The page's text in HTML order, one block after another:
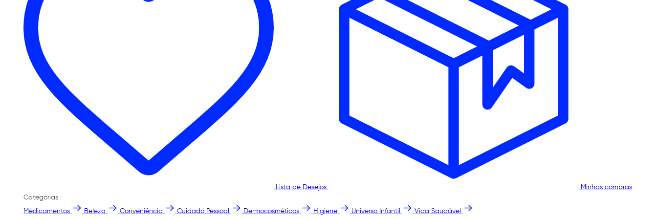
Lista de Desejos
Minhas compras
Categorias
Medicamentos
Beleza Conveniência Cuidado Pessoal Dermocosméticos Higiene Universo Infantil Vida Saudável